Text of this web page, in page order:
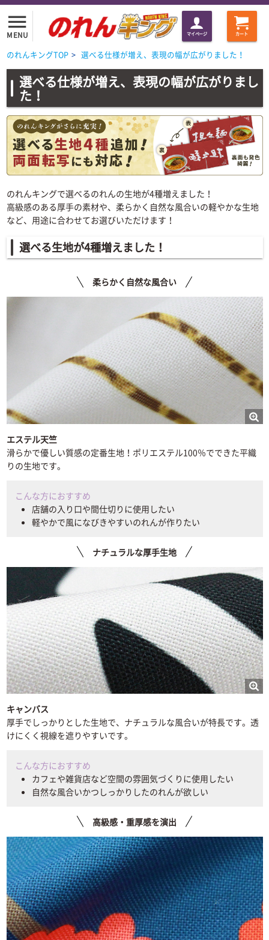
menu
MENU マイページ カート
のれんキングTOP > 選べる仕様が増え、表現の幅が広がりました！
選べる仕様が増え、表現の幅が広がりまし
た！
のれんキングで選べるのれんの生地が4種増えました！
高級感のある厚手の素材や、柔らかく自然な風合いの軽やかな生地
など、用途に合わせてお選びいただけます！
選べる生地が4種増えました！
柔らかく自然な風合い
エステル天竺
滑らかで優しい質感の定番生地！ポリエステル100％でできた平織
りの生地です。
こんな方におすすめ
店舗の入り口や間仕切りに使用したい
軽やかで風になびきやすいのれんが作りたい
ナチュラルな厚手生地
キャンバス
厚手でしっかりとした生地で、ナチュラルな風合いが特長です。透
けにくく視線を遮りやすいです。
こんな方におすすめ
カフェや雑貨店など空間の雰囲気づくりに使用したい
自然な風合いかつしっかりしたのれんが欲しい
高級感・重厚感を演出